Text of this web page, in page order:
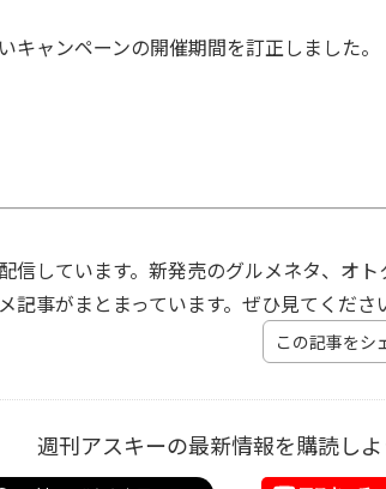
ャンペーンの開催期間を訂正しました。
信しています。新発売のグルメネタ、オ
記事がまとまっています。ぜひ見てくださ
この記事をシ
週刊アスキーの最新情報を購読しよ